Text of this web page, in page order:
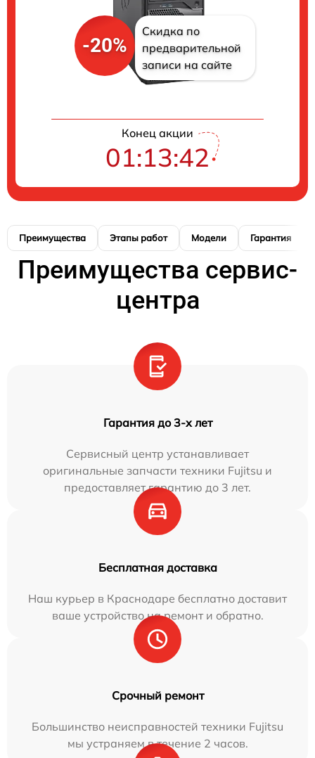
-20%
Скидка по
предварительной
записи на сайте
Конец акции
01:13:42
Преимущества Этапы работ Модели Гарантия
Преимущества сервис-
центра
Гарантия до 3-х лет
Сервисный центр устанавливает
оригинальные запчасти техники Fujitsu и
предоставляет гарантию до 3 лет.
Бесплатная доставка
Наш курьер в Краснодаре бесплатно доставит
ваше устройство на ремонт и обратно.
Срочный ремонт
Большинство неисправностей техники Fujitsu
мы устраняем в течение 2 часов.